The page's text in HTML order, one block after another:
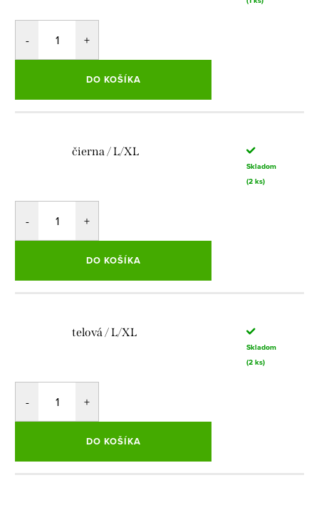
DO KOŠÍKA
čierna / L/XL
Skladom
(2 ks)
DO KOŠÍKA
telová / L/XL
Skladom
(2 ks)
DO KOŠÍKA